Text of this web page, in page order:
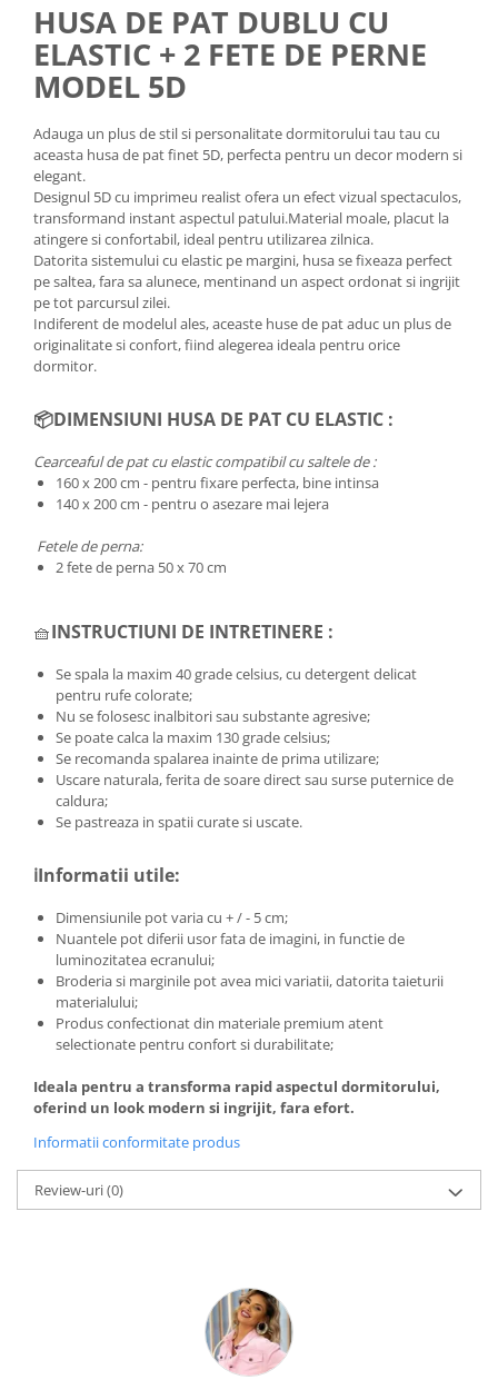
HUSA DE PAT DUBLU CU
ELASTIC + 2 FETE DE PERNE
MODEL 5D
Adauga un plus de stil si personalitate dormitorului tau tau cu
aceasta husa de pat finet 5D, perfecta pentru un decor modern si
elegant.
Designul 5D cu imprimeu realist ofera un efect vizual spectaculos,
transformand instant aspectul patului.Material moale, placut la
atingere si confortabil, ideal pentru utilizarea zilnica.
Datorita sistemului cu elastic pe margini, husa se fixeaza perfect
pe saltea, fara sa alunece, mentinand un aspect ordonat si ingrijit
pe tot parcursul zilei.
Indiferent de modelul ales, aceaste huse de pat aduc un plus de
originalitate si confort, fiind alegerea ideala pentru orice
dormitor.
📦DIMENSIUNI HUSA DE PAT CU ELASTIC :
Cearceaful de pat cu elastic compatibil cu saltele de :
160 x 200 cm - pentru fixare perfecta, bine intinsa
140 x 200 cm - pentru o asezare mai lejera
Fetele de perna:
2 fete de perna 50 x 70 cm
🧺INSTRUCTIUNI DE INTRETINERE :
Se spala la maxim 40 grade celsius, cu detergent delicat
pentru rufe colorate;
Nu se folosesc inalbitori sau substante agresive;
Se poate calca la maxim 130 grade celsius;
Se recomanda spalarea inainte de prima utilizare;
Uscare naturala, ferita de soare direct sau surse puternice de
caldura;
Se pastreaza in spatii curate si uscate.
ℹ️Informatii utile:
Dimensiunile pot varia cu + / - 5 cm;
Nuantele pot diferii usor fata de imagini, in functie de
luminozitatea ecranului;
Broderia si marginile pot avea mici variatii, datorita taieturii
materialului;
Produs confectionat din materiale premium atent
selectionate pentru confort si durabilitate;
Ideala pentru a transforma rapid aspectul dormitorului,
oferind un look modern si ingrijit, fara efort.
Informatii conformitate produs
Review-uri(0)